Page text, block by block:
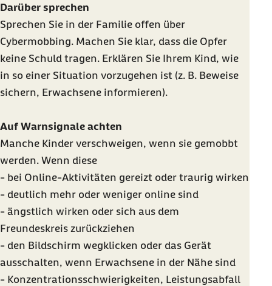
Darüber sprechen
Sprechen Sie in der Familie offen über
Cybermobbing. Machen Sie klar, dass die Opfer
keine Schuld tragen. Erklären Sie Ihrem Kind, wie
in so einer Situation vorzugehen ist (z. B. Beweise
sichern, Erwachsene informieren).
Auf Warnsignale achten
Manche Kinder verschweigen, wenn sie gemobbt
werden. Wenn diese
- bei Online-Aktivitäten gereizt oder traurig wirken
- deutlich mehr oder weniger online sind
- ängstlich wirken oder sich aus dem
Freundeskreis zurückziehen
- den Bildschirm wegklicken oder das Gerät
ausschalten, wenn Erwachsene in der Nähe sind
- Konzentrationsschwierigkeiten, Leistungsabfall